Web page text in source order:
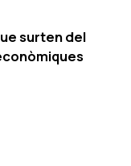
surten del